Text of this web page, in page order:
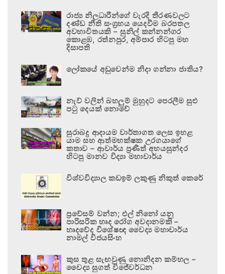
රාජ්‍ය නිලධාරීන්ගේ වැරදි තීරණවලට
දණ්ඩ නීති සංග්‍රහය යෙදවීම බරපතල
අවභාවිතයකි – සුනිල් කන්නන්ගර
කොළඹ, රත්නපුර, අම්පාර හිටපු මහ
දිසාපති
ලෝකයේ අඩුවෙන්ම නිදා ගන්නා ජාතිය?
නැව් වලින් බහලුම් මුහුදට පෙරලීම සුළු
පටු දෙයක් නොවේ
සුරාබදු ආදායම වාර්තාගත ලෙස ඉහළ
යාම සහ ආත්මභක්ෂක උරගයාගේ
කතාව – ආචාර්ය ප්‍රණීත් අභයසුන්දර
හිටපු මානව විද්‍යා මහාචාර්ය
විශ්වවිද්‍යාල කඩඉම් ලකුණු නිකුත් කෙරේ
ප්‍රවේසම් වන්න; එල් නිනෝ යනු
පාරිසරික හෘද රෝග අවදානමකි –
හෘදවේද විශේෂඥ වෛද්‍ය මහාචාර්ය
නාමල් විජයසිංහ
කුස තුළ සැඟවුණු නොනිදන කම්හල –
වෛද්‍ය සුගත් විජේවර්ධන